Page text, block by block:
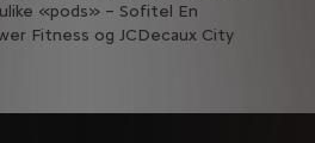
«pods» – Sofitel En
Fitness og JCDecaux City